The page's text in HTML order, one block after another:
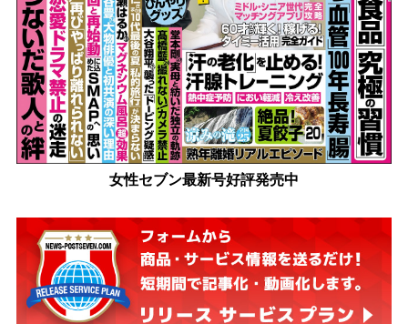
女性セブン最新号好評発売中